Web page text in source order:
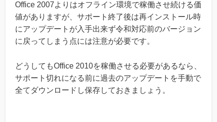
Office 2007よりはオフライン環境で稼働させ続ける価
値がありますが、サポート終了後は再インストール時
にアップデートが入手出来ず令和対応前のバージョン
に戻ってしまう点には注意が必要です。
どうしてもOffice 2010を稼働させる必要があるなら、
サポート切れになる前に過去のアップデートを手動で
全てダウンロードし保存しておきましょう。